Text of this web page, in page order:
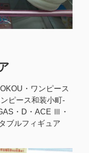
・ワンピース
ピース和装小町-
・D・ACE Ⅲ・
ブルフィギュア